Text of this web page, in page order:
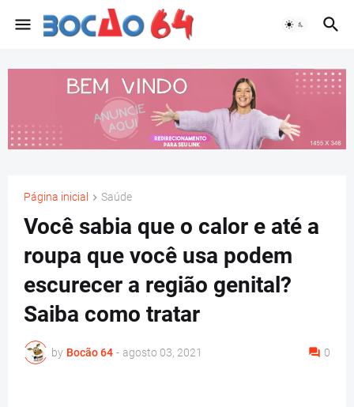
Página inicial Saúde
Você sabia que o calor e até a
roupa que você usa podem
escurecer a região genital?
Saiba como tratar
by Bocão 64 - agosto 03, 2021 0